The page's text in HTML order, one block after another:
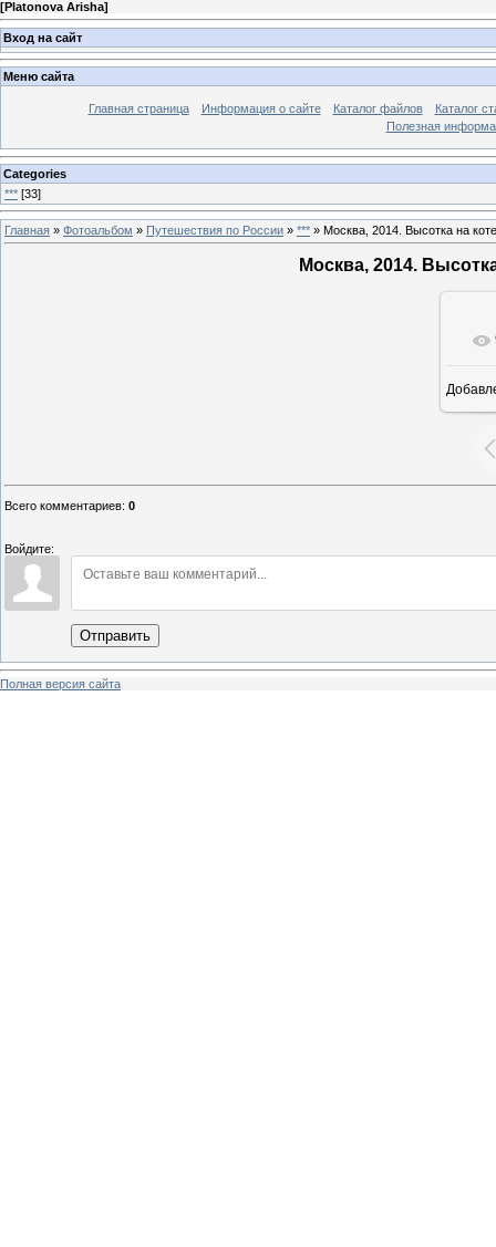
[Platonova Arisha]
Вход на сайт
Меню сайта
Главная страница Информация о сайте Каталог файлов
Каталог
Полезная
Categories
*** [33]
Главная » Фотоальбом » Путешествия по России » *** » Москва, 2014. Высотка на
Москва, 2014.
Всего комментариев: 0
Войдите:
Отправить
Полная версия сайта